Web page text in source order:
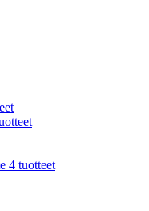
4 tuotteet